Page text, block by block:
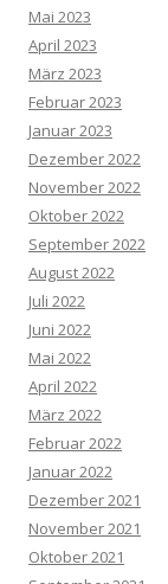
Mai 2023
April 2023
März 2023
Februar 2023
Januar 2023
Dezember 2022
November 2022
Oktober 2022
September 2022
August 2022
Juli 2022
Juni 2022
Mai 2022
April 2022
März 2022
Februar 2022
Januar 2022
Dezember 2021
November 2021
Oktober 2021